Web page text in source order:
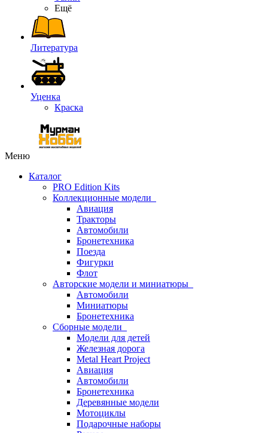
Ещё
Литература
Уценка
Краска
Меню
Каталог
PRO Edition Kits
Коллекционные модели
Авиация
Тракторы
Автомобили
Бронетехника
Поезда
Фигурки
Флот
Авторские модели и миниатюры
Автомобили
Миниатюры
Бронетехника
Сборные модели
Модели для детей
Железная дорога
Metal Heart Project
Авиация
Автомобили
Бронетехника
Деревянные модели
Мотоциклы
Подарочные наборы